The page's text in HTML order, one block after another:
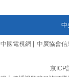
中
中國電視網 中廣協會信
京ICP